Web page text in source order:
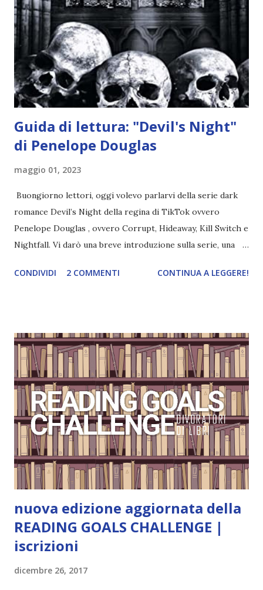
credono e che potrebbe aver ucciso altri mezzi angeli, tipo
Rafael. A quelle parole, Haniel seguito da altri ibridi, si reca
nell'appartamento, senza risultati. Infine cercano nella
chiesetta. Lì trovano Rafael alle prese con gli angeli puri,
ma questa volta ...
Guida di lettura: "Devil's Night"
di Penelope Douglas
maggio 01, 2023
Buongiorno lettori, oggi volevo parlarvi della serie dark
romance Devil’s Night della regina di TikTok ovvero
Penelope Douglas , ovvero Corrupt, Hideaway, Kill Switch e
Nightfall. Vi darò una breve introduzione sulla serie, una
e anche un breve commento sui libri singoli. I libri sono in
grande (Devil's Night 1#) Autrice : Penelope Douglas
Pagine: 448 Editore: Newton Compton Editori
Pubblicazione: 10 Gennaio 2023 Traduttore: Laura Lancini
Trama: “Si chiama Michael Crist. È il fratello maggiore del
mio ragazzo ed è come quei film dell'orrore che guardi
coprendoti gli occhi. È bellissimo, forte, e assolutamente
terrificante. Non mi vede neppure. Ma io l'ho notato. L'ho
visto, l'ho sentito. Le cose che ha fatto, i misfatti ch...
CONDIVIDI 2 COMMENTI CONTINUA A LEGGERE!
nuova edizione aggiornata della
READING GOALS CHALLENGE |
iscrizioni
dicembre 26, 2017